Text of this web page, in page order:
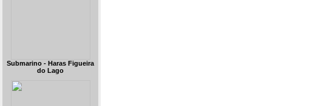
Submarino - Haras Figueira
do Lago